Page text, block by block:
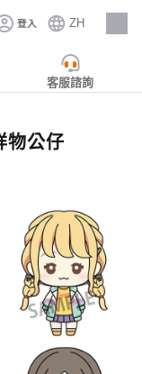
登入 ZH
人才招募
客服諮詢
物公仔